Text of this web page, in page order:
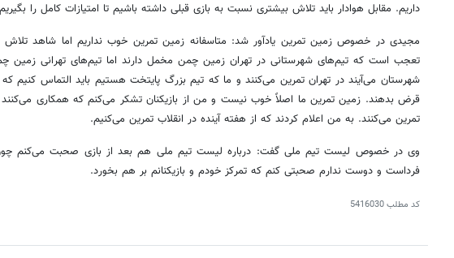
داریم. مقابل هوادار باید تلاش بیشتری نسبت به بازی قبلی داشته باشیم تا امتیازات کامل را
مجیدی در خصوص زمین تمرین یادآور شد: متاسفانه زمین تمرین خوب نداریم اما شاهد
تعجب است که تیم‌های شهرستانی در تهران زمین چمن مخمل دارند اما تیم‌های تهرانی زمین
شهرستان می‌آیند در تهران تمرین می‌کنند و ما که تیم بزرگ پایتخت هستیم باید التماس کنیم
قرض بدهند. زمین تمرین ما اصلاً خوب نیست و من از بازیکنان تشکر می‌کنم که همکاری
تمرین می‌کنند. به من اعلام کردند که از هفته آینده در انقلاب تمرین می‌کنیم.
وی در خصوص لیست تیم ملی گفت: درباره لیست تیم ملی هم بعد از بازی صحبت می‌کنم
فرداست و دوست ندارم صحبتی کنم که تمرکز خودم و بازیکنانم بر هم بخورد.
کد مطلب5416030
روزنامه‌های ورزشی شنبه ۱۷ مرداد ۱۴۰۵ روزنامه‌های ورزشی یکشنبه ۱۸